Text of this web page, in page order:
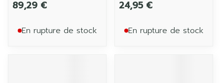
89,29 €
En rupture de stock
24,95 €
En rupture de stock